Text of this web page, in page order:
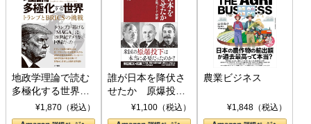
地政学理論で読む
多極化する世界：
トランプとBRICS
の挑戦
¥1,870（税込）
誰が日本を降伏さ
せたか 原爆投
下、ソ連参戦、そ
して聖断 (PHP新
¥1,100（税込）
農業ビジネス
¥1,848（税込）